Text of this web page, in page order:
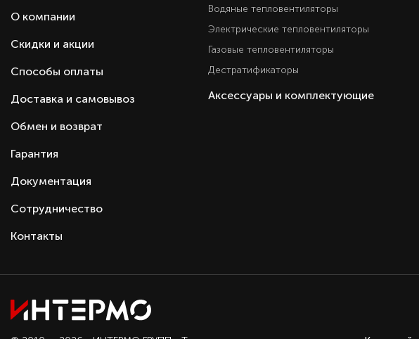
О компании
Скидки и акции
Способы оплаты
Доставка и самовывоз
Обмен и возврат
Гарантия
Документация
Сотрудничество
Контакты
Водяные тепловентиляторы
Электрические тепловентиляторы
Газовые тепловентиляторы
Дестратификаторы
Аксессуары и комплектующие